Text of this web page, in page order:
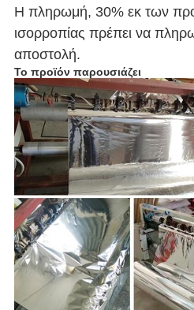
Η πληρωμή, 30% εκ των
ισορροπίας πρέπει να
αποστολή.
Το προϊόν παρουσιάζει